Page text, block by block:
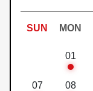
SUN MON
01
07 08